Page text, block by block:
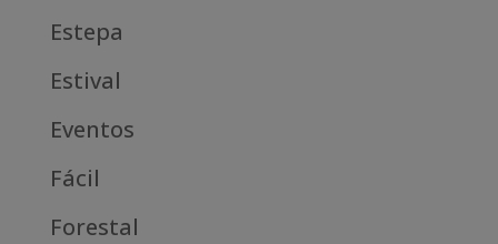
Estepa
Estival
Eventos
Fácil
Forestal